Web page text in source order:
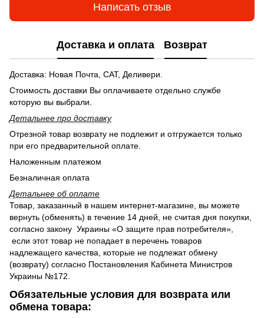
Написать отзыв
Доставка и оплата Возврат
Доставка: Новая Почта, САТ, Деливери.
Стоимость доставки Вы оплачиваете отдельно службе
которую вы выбрали.
Детальнее про доставку
Отрезной товар возврату не подлежит и отгружается только
при его предварительной оплате.
Наложенным платежом
Безналичная оплата
Детальнее об оплате
Товар, заказанный в нашем интернет-магазине, вы можете
вернуть (обменять) в течение 14 дней, не считая дня покупки,
согласно закону Украины «О защите прав потребителя»,
если этот товар не попадает в перечень товаров
надлежащего качества, которые не подлежат обмену
(возврату) согласно Постановления Кабинета Министров
Украины №172.
Обязательные условия для возврата или
обмена товара: